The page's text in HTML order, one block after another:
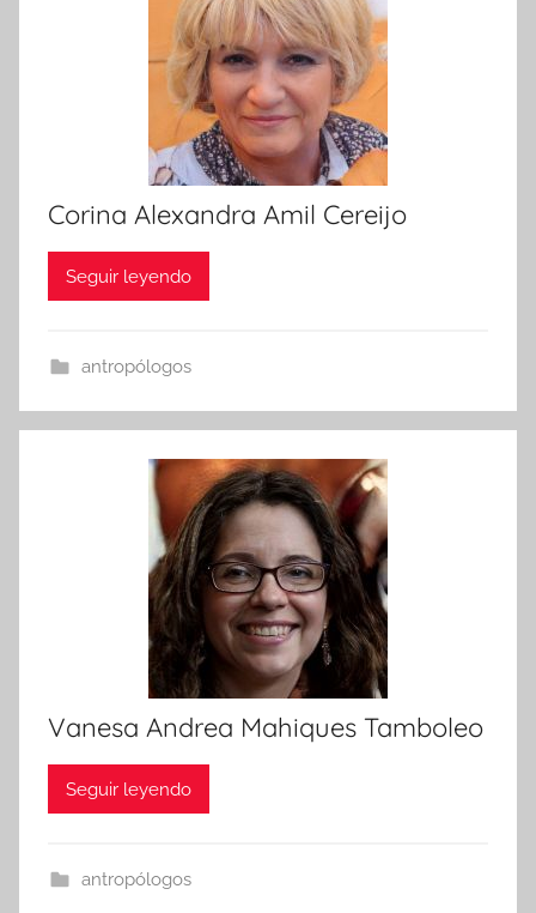
Corina Alexandra Amil Cereijo
Seguir leyendo
antropólogos
Vanesa Andrea Mahiques Tamboleo
Seguir leyendo
antropólogos